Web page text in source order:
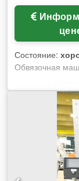
Состояние:
Обвязочная